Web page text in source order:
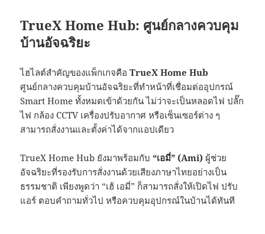
TrueX Home Hub: ศูนย์กลางควบคุม
บ้านอัจฉริยะ
ไฮไลต์สำคัญของแพ็กเกจคือTrueX Home Hub
ศูนย์กลางควบคุมบ้านอัจฉริยะที่ทำหน้าที่เชื่อมต่ออุปกรณ์
Smart Home ทั้งหมดเข้าด้วยกัน ไม่ว่าจะเป็นหลอดไฟ ปลั๊ก
ไฟ กล้อง CCTV เครื่องปรับอากาศ หรือเซ็นเซอร์ต่าง ๆ
สามารถสั่งงานและตั้งค่าได้จากแอปเดียว
TrueX Home Hub ยังมาพร้อมกับ“เอมี่” (Ami) ผู้ช่วย
อัจฉริยะที่รองรับการสั่งงานด้วยเสียงภาษาไทยอย่างเป็น
ธรรมชาติ เพียงพูดว่า “เฮ้ เอมี่” ก็สามารถสั่งให้เปิดไฟ ปรับ
แอร์ ตอบคำถามทั่วไป หรือควบคุมอุปกรณ์ในบ้านได้ทันที